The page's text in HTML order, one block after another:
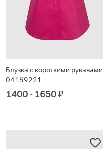
Блузка с короткими рукавами
04159221
1400 - 1650₽